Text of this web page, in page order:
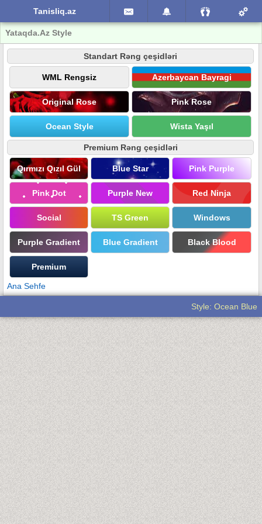
Tanisliq.az
Yataqda.Az Style
Standart Rəng çeşidləri
WML Rengsiz Azerbaycan Bayragi
Original Rose Pink Rose
Ocean Style Wista Yaşıl
Premium Rəng çeşidləri
Qırmızı Qızıl Gül Blue Star Pink Purple
Pink Dot Purple New Red Ninja
Social TS Green Windows
Purple Gradient Blue Gradient Black Blood
Premium
Ana Sehfe
Style: Ocean Blue